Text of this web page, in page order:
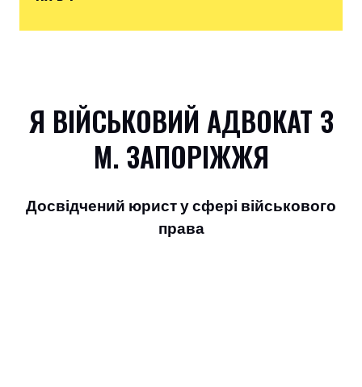
Я ВІЙСЬКОВИЙ АДВОКАТ З
М. ЗАПОРІЖЖЯ
Досвідчений юрист у сфері військового
права